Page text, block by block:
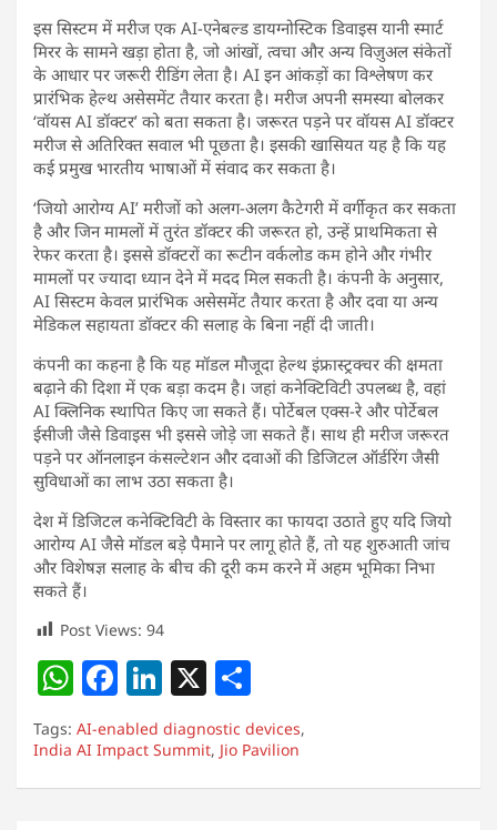
इस सिस्टम में मरीज एक AI-एनेबल्ड डायग्नोस्टिक डिवाइस यानी स्मार्ट
मिरर के सामने खड़ा होता है, जो आंखों, त्वचा और अन्य विज़ुअल संकेतों
के आधार पर जरूरी रीडिंग लेता है। AI इन आंकड़ों का विश्लेषण कर
प्रारंभिक हेल्थ असेसमेंट तैयार करता है। मरीज अपनी समस्या बोलकर
‘वॉयस AI डॉक्टर’ को बता सकता है। जरूरत पड़ने पर वॉयस AI डॉक्टर
मरीज से अतिरिक्त सवाल भी पूछता है। इसकी खासियत यह है कि यह
कई प्रमुख भारतीय भाषाओं में संवाद कर सकता है।
‘जियो आरोग्य AI’ मरीजों को अलग-अलग कैटेगरी में वर्गीकृत कर सकता
है और जिन मामलों में तुरंत डॉक्टर की जरूरत हो, उन्हें प्राथमिकता से
रेफर करता है। इससे डॉक्टरों का रूटीन वर्कलोड कम होने और गंभीर
मामलों पर ज्यादा ध्यान देने में मदद मिल सकती है। कंपनी के अनुसार,
AI सिस्टम केवल प्रारंभिक असेसमेंट तैयार करता है और दवा या अन्य
मेडिकल सहायता डॉक्टर की सलाह के बिना नहीं दी जाती।
कंपनी का कहना है कि यह मॉडल मौजूदा हेल्थ इंफ्रास्ट्रक्चर की क्षमता
बढ़ाने की दिशा में एक बड़ा कदम है। जहां कनेक्टिविटी उपलब्ध है, वहां
AI क्लिनिक स्थापित किए जा सकते हैं। पोर्टेबल एक्स-रे और पोर्टेबल
ईसीजी जैसे डिवाइस भी इससे जोड़े जा सकते हैं। साथ ही मरीज जरूरत
पड़ने पर ऑनलाइन कंसल्टेशन और दवाओं की डिजिटल ऑर्डरिंग जैसी
सुविधाओं का लाभ उठा सकता है।
देश में डिजिटल कनेक्टिविटी के विस्तार का फायदा उठाते हुए यदि जियो
आरोग्य AI जैसे मॉडल बड़े पैमाने पर लागू होते हैं, तो यह शुरुआती जांच
और विशेषज्ञ सलाह के बीच की दूरी कम करने में अहम भूमिका निभा
सकते हैं।
Post Views: 94
W
h
at
s
F
a
c
e
Li
n
k
e
X
h
ar
e
Tags: AI-enabled diagnostic devices,
India AI Impact Summit, Jio Pavilion